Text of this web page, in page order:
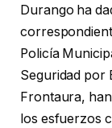
Durango ha
Policía
Seguridad por
Frontaura,
los esfuerzos